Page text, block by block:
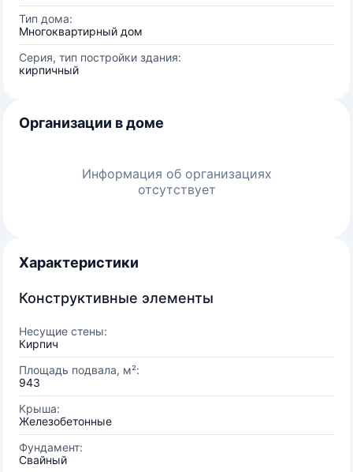
Тип дома:
Многоквартирный дом
Серия, тип постройки здания:
кирпичный
Организации в доме
Информация об организациях
отсутствует
Характеристики
Конструктивные элементы
Несущие стены:
Кирпич
Площадь подвала, м²:
943
Крыша:
Железобетонные
Фундамент:
Свайный